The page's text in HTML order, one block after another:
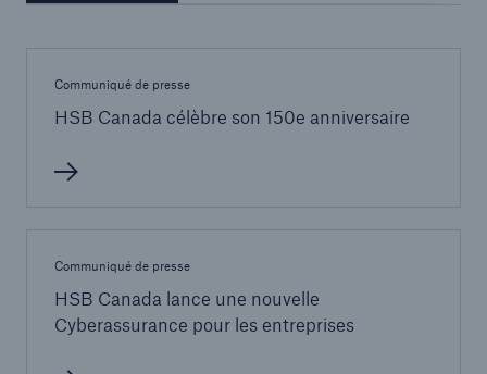
Communiqué de presse
HSB Canada célèbre son 150e anniversaire
Communiqué de presse
HSB Canada lance une nouvelle
Cyberassurance pour les entreprises